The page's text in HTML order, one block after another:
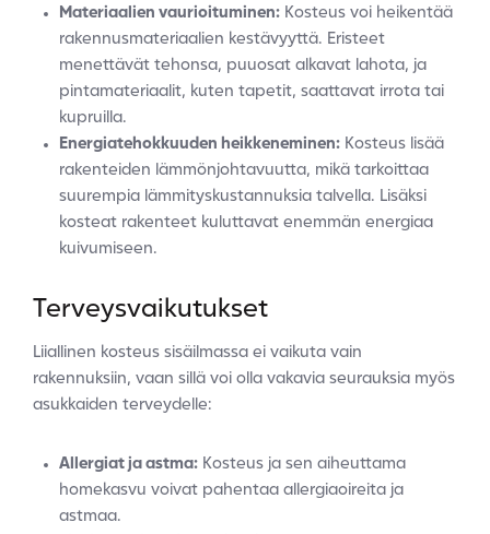
Materiaalien vaurioituminen: Kosteus voi heikentää
rakennusmateriaalien kestävyyttä. Eristeet
menettävät tehonsa, puuosat alkavat lahota, ja
pintamateriaalit, kuten tapetit, saattavat irrota tai
kupruilla.
Energiatehokkuuden heikkeneminen: Kosteus lisää
rakenteiden lämmönjohtavuutta, mikä tarkoittaa
suurempia lämmityskustannuksia talvella. Lisäksi
kosteat rakenteet kuluttavat enemmän energiaa
kuivumiseen.
Terveysvaikutukset
Liiallinen kosteus sisäilmassa ei vaikuta vain
rakennuksiin, vaan sillä voi olla vakavia seurauksia myös
asukkaiden terveydelle:
Allergiat ja astma: Kosteus ja sen aiheuttama
homekasvu voivat pahentaa allergiaoireita ja
astmaa.